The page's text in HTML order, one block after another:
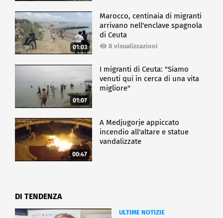
01:03
Marocco, centinaia di migranti
arrivano nell'enclave spagnola
di Ceuta
8 visualizzazioni
01:07
I migranti di Ceuta: "Siamo
venuti qui in cerca di una vita
migliore"
00:47
A Medjugorje appiccato
incendio all'altare e statue
vandalizzate
DI TENDENZA
ULTIME NOTIZIE